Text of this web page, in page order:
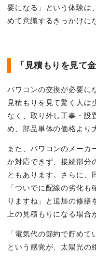
要になる」という体験は
めて意識するきっかけに
「見積もりを見て
パワコンの交換が必要に
見積もりを見て驚く人は
なく、取り外し工事・設
め、部品単体の価格より
また、パワコンのメーカ
か対応できず、接続部分
ともあります。さらに、
「ついでに配線の劣化
りますね」と追加の修繕
上の見積もりになる場合
「電気代の節約で貯めて
という感覚が、太陽光の